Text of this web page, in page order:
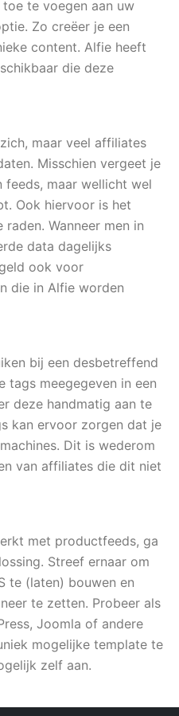
te voegen aan uw
Zo creëer je een
content. Alfie heeft
die deze
maar veel affiliates
Misschien vergeet je
maar wellicht wel
Ook hiervoor is het
Wanneer men in
data dagelijks
ook voor
die in Alfie worden
bij een desbetreffend
tags meegegeven in een
deze handmatig aan te
kan ervoor zorgen dat je
Dit is wederom
van affiliates die dit niet
met productfeeds, ga
Streef ernaar om
te (laten) bouwen en
te zetten. Probeer als
Joomla of andere
mogelijke template te
zelf aan.